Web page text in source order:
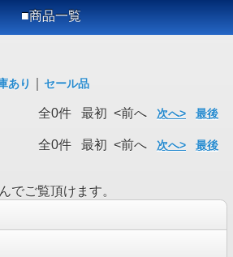
■商品一覧
あり セール品
全0件 最初 <前へ 次へ> 最後
全0件 最初 <前へ 次へ> 最後
でご覧頂けます。